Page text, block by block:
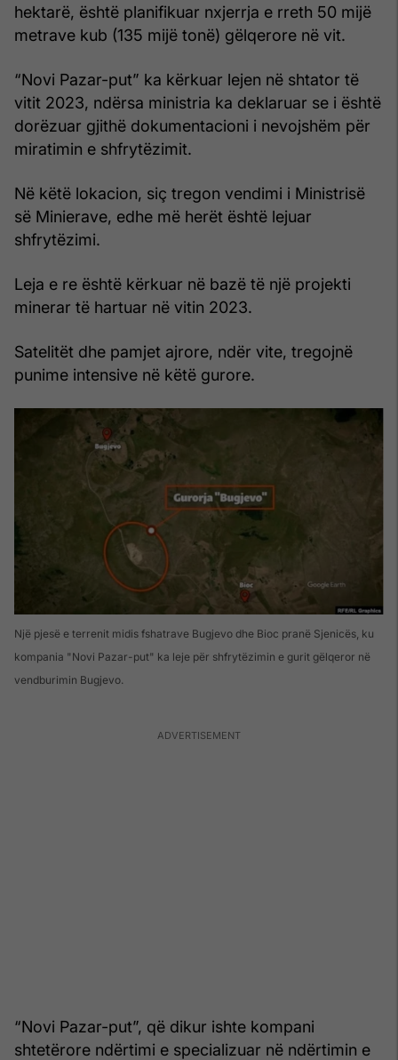
hektarë, është planifikuar nxjerrja e rreth 50 mijë
metrave kub (135 mijë tonë) gëlqerore në vit.
“Novi Pazar-put” ka kërkuar lejen në shtator të
vitit 2023, ndërsa ministria ka deklaruar se i është
dorëzuar gjithë dokumentacioni i nevojshëm për
miratimin e shfrytëzimit.
Në këtë lokacion, siç tregon vendimi i Ministrisë
së Minierave, edhe më herët është lejuar
shfrytëzimi.
Leja e re është kërkuar në bazë të një projekti
minerar të hartuar në vitin 2023.
Satelitët dhe pamjet ajrore, ndër vite, tregojnë
punime intensive në këtë gurore.
Një pjesë e terrenit midis fshatrave Bugjevo dhe Bioc pranë Sjenicës, ku
kompania "Novi Pazar-put" ka leje për shfrytëzimin e gurit gëlqeror në
vendburimin Bugjevo.
“Novi Pazar-put”, që dikur ishte kompani
shtetërore ndërtimi e specializuar në ndërtimin e